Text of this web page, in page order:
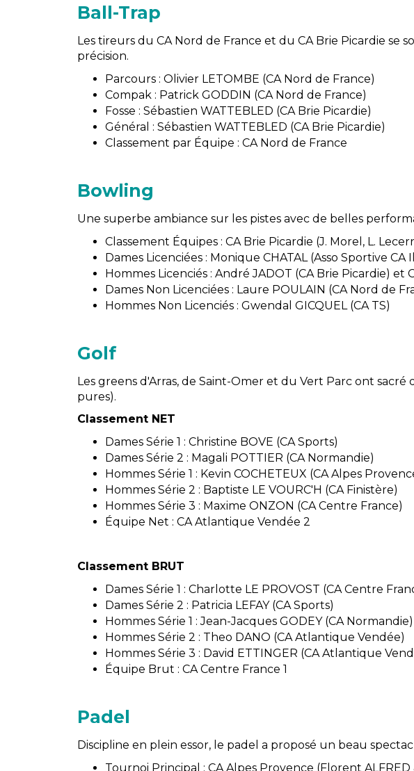
Ball-Trap
Les tireurs du CA Nord de France et du CA Brie Picardie
précision.
Parcours : Olivier LETOMBE (CA Nord de France)
Compak : Patrick GODDIN (CA Nord de France)
Fosse : Sébastien WATTEBLED (CA Brie Picardie)
Général : Sébastien WATTEBLED (CA Brie Picardie)
Classement par Équipe : CA Nord de France
Bowling
Une superbe ambiance sur les pistes avec de belles
Classement Équipes : CA Brie Picardie (J. Morel, L.
Dames Licenciées : Monique CHATAL (Asso Sportive CA
Hommes Licenciés : André JADOT (CA Brie Picardie) et
Dames Non Licenciées : Laure POULAIN (CA Nord de
Hommes Non Licenciés : Gwendal GICQUEL (CA TS)
Golf
Les greens d'Arras, de Saint-Omer et du Vert Parc ont
pures).
Classement NET
Dames Série 1 : Christine BOVE (CA Sports)
Dames Série 2 : Magali POTTIER (CA Normandie)
Hommes Série 1 : Kevin COCHETEUX (CA Alpes
Hommes Série 2 : Baptiste LE VOURC'H (CA Finistère)
Hommes Série 3 : Maxime ONZON (CA Centre France)
Équipe Net : CA Atlantique Vendée 2
Classement BRUT
Dames Série 1 : Charlotte LE PROVOST (CA Centre
Dames Série 2 : Patricia LEFAY (CA Sports)
Hommes Série 1 : Jean-Jacques GODEY (CA Normandie)
Hommes Série 2 : Theo DANO (CA Atlantique Vendée)
Hommes Série 3 : David ETTINGER (CA Atlantique
Équipe Brut : CA Centre France 1
Padel
Discipline en plein essor, le padel a proposé un beau
Tournoi Principal : CA Alpes Provence (Florent